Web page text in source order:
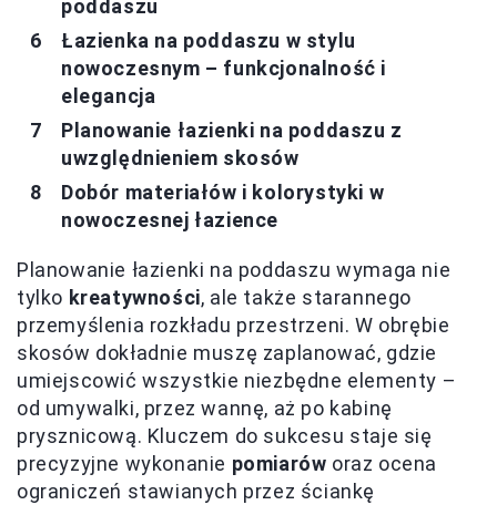
poddaszu
Łazienka na poddaszu w stylu
nowoczesnym – funkcjonalność i
elegancja
Planowanie łazienki na poddaszu z
uwzględnieniem skosów
Dobór materiałów i kolorystyki w
nowoczesnej łazience
Planowanie łazienki na poddaszu wymaga nie
tylko kreatywności, ale także starannego
przemyślenia rozkładu przestrzeni. W obrębie
skosów dokładnie muszę zaplanować, gdzie
umiejscowić wszystkie niezbędne elementy –
od umywalki, przez wannę, aż po kabinę
prysznicową. Kluczem do sukcesu staje się
precyzyjne wykonanie pomiarów oraz ocena
ograniczeń stawianych przez ściankę